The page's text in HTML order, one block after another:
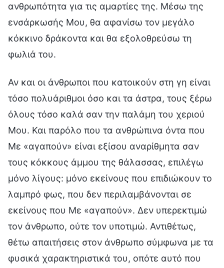
ανθρωπότητα για τις αμαρτίες της. Μέσω της
ενσάρκωσής Μου, θα αφανίσω τον μεγάλο
κόκκινο δράκοντα και θα εξολοθρεύσω τη
φωλιά του.
Αν και οι άνθρωποι που κατοικούν στη γη είναι
τόσο πολυάριθμοι όσο και τα άστρα, τους ξέρω
όλους τόσο καλά σαν την παλάμη του χεριού
Μου. Και παρόλο που τα ανθρώπινα όντα που
Με «αγαπούν» είναι εξίσου αναρίθμητα σαν
τους κόκκους άμμου της θάλασσας, επιλέγω
μόνο λίγους: μόνο εκείνους που επιδιώκουν το
λαμπρό φως, που δεν περιλαμβάνονται σε
εκείνους που Με «αγαπούν». Δεν υπερεκτιμώ
τον άνθρωπο, ούτε τον υποτιμώ. Αντιθέτως,
θέτω απαιτήσεις στον άνθρωπο σύμφωνα με τα
φυσικά χαρακτηριστικά του, οπότε αυτό που